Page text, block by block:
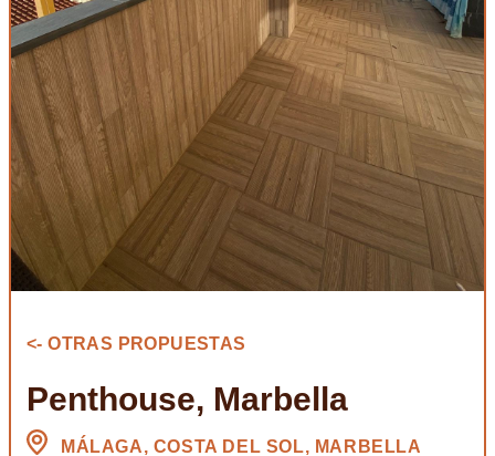
<- OTRAS PROPUESTAS
Penthouse, Marbella
MÁLAGA, COSTA DEL SOL, MARBELLA